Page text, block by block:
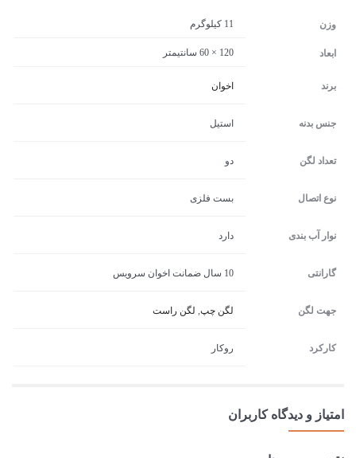
وزن 11 کیلوگرم
ابعاد 120 × 60 سانتیمتر
برند اخوان
جنس بدنه استیل
تعداد لگن دو
نوع اتصال بست فلزی
نوار آب بندی دارد
گارانتی 10 سال ضمانت اخوان سرویس
جهت لگن لگن چپ, لگن راست
کارکرد روکار
امتیاز و دیدگاه کاربران